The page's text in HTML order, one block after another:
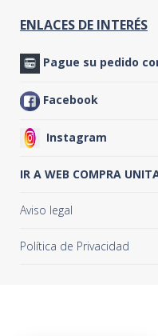
ENLACES DE INTERÉS
Pague su pedido
Facebook
Instagram
IR A WEB COMPRA
Aviso legal
Política de Privacidad